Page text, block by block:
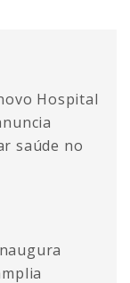
Hospital
saúde no